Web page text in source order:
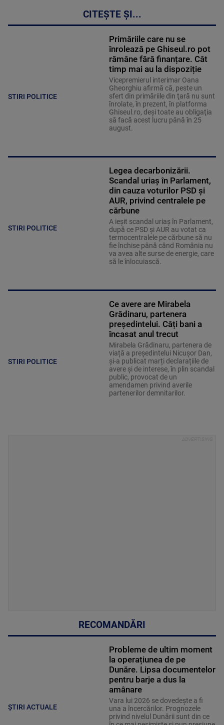
CITEȘTE ȘI...
STIRI POLITICE
Primăriile care nu se
înrolează pe Ghiseul.ro pot
rămâne fără finanțare. Cât
timp mai au la dispoziție
Vicepremierul interimar Oana
Gheorghiu afirmă că, peste un
sfert din primăriile din ţară nu sunt
înrolate, în prezent, în platforma
Ghiseul.ro, deşi toate au obligaţia
să facă acest lucru până în 25
august.
STIRI POLITICE
Legea decarbonizării.
Scandal uriaș în Parlament,
din cauza voturilor PSD și
AUR, privind centralele pe
cărbune
A ieșit scandal uriaș în Parlament,
după ce PSD și AUR au votat ca
termocentralele pe cărbune să nu
fie închise până când România nu
va avea alte surse de energie, care
să le înlocuiască.
STIRI POLITICE
Ce avere are Mirabela
Grădinaru, partenera
președintelui. Câți bani a
încasat anul trecut
Mirabela Grădinaru, partenera de
viață a președintelui Nicușor Dan,
și-a publicat marți declarațiile de
avere și de interese, în plin scandal
public, provocat de un
amendamen privind averile
partenerilor demnitarilor.
RECOMANDĂRI
ȘTIRI ACTUALE
Probleme de ultim moment
la operațiunea de pe
Dunăre. Lipsa documentelor
pentru barje a dus la
amânare
Vara lui 2026 se dovedește a fi
una a încercărilor. Prognozele
privind nivelul Dunării sunt din ce